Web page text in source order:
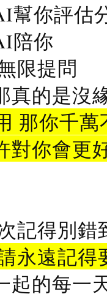
幫你評估
陪你
限提問
真的是沒
那你千
對你會更
記得別錯
永遠記得
起的每一